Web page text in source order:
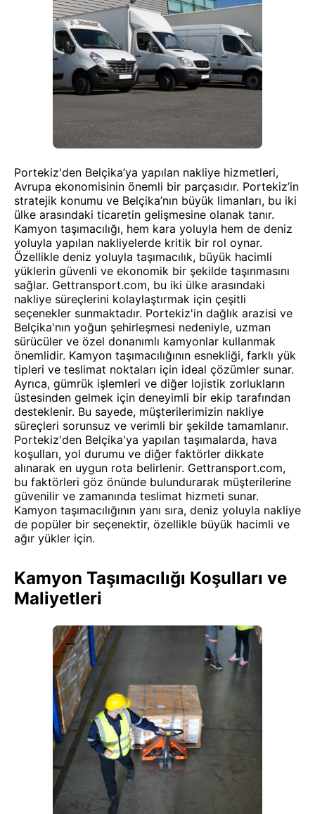
Portekiz'den Belçika’ya yapılan nakliye hizmetleri,
Avrupa ekonomisinin önemli bir parçasıdır. Portekiz’in
stratejik konumu ve Belçika’nın büyük limanları, bu iki
ülke arasındaki ticaretin gelişmesine olanak tanır.
Kamyon taşımacılığı, hem kara yoluyla hem de deniz
yoluyla yapılan nakliyelerde kritik bir rol oynar.
Özellikle deniz yoluyla taşımacılık, büyük hacimli
yüklerin güvenli ve ekonomik bir şekilde taşınmasını
sağlar. Gettransport.com, bu iki ülke arasındaki
nakliye süreçlerini kolaylaştırmak için çeşitli
seçenekler sunmaktadır. Portekiz'in dağlık arazisi ve
Belçika'nın yoğun şehirleşmesi nedeniyle, uzman
sürücüler ve özel donanımlı kamyonlar kullanmak
önemlidir. Kamyon taşımacılığının esnekliği, farklı yük
tipleri ve teslimat noktaları için ideal çözümler sunar.
Ayrıca, gümrük işlemleri ve diğer lojistik zorlukların
üstesinden gelmek için deneyimli bir ekip tarafından
desteklenir. Bu sayede, müşterilerimizin nakliye
süreçleri sorunsuz ve verimli bir şekilde tamamlanır.
Portekiz'den Belçika'ya yapılan taşımalarda, hava
koşulları, yol durumu ve diğer faktörler dikkate
alınarak en uygun rota belirlenir. Gettransport.com,
bu faktörleri göz önünde bulundurarak müşterilerine
güvenilir ve zamanında teslimat hizmeti sunar.
Kamyon taşımacılığının yanı sıra, deniz yoluyla nakliye
de popüler bir seçenektir, özellikle büyük hacimli ve
ağır yükler için.
Kamyon Taşımacılığı Koşulları ve
Maliyetleri